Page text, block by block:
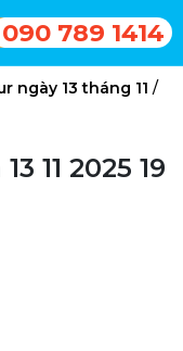
090 789 1414
ngày 13 tháng 11 /
11 2025 19